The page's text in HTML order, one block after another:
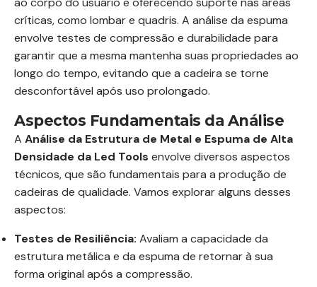
críticas, como lombar e quadris. A análise da espuma
envolve testes de compressão e durabilidade para
garantir que a mesma mantenha suas propriedades ao
longo do tempo, evitando que a cadeira se torne
desconfortável após uso prolongado.
Aspectos Fundamentais da Análise
A Análise da Estrutura de Metal e Espuma de Alta
Densidade da Led Tools envolve diversos aspectos
técnicos, que são fundamentais para a produção de
cadeiras de qualidade. Vamos explorar alguns desses
aspectos:
Testes de Resiliência: Avaliam a capacidade da
estrutura metálica e da espuma de retornar à sua
forma original após a compressão.